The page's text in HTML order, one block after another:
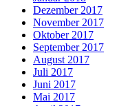
Dezember 2017
November 2017
Oktober 2017
September 2017
August 2017
Juli 2017
Juni 2017
Mai 2017